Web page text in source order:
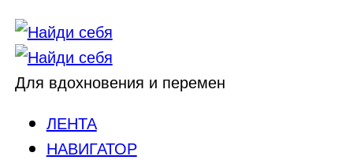
Для вдохновения и перемен
ЛЕНТА
НАВИГАТОР